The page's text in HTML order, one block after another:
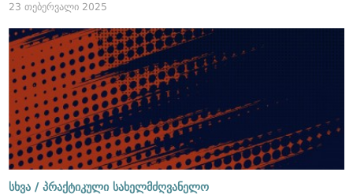
23 თებერვალი 2025
სხვა / პრაქტიკული სახელმძღვანელო